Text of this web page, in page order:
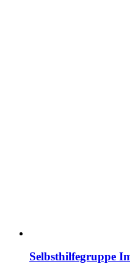
Selbsthilfegruppe